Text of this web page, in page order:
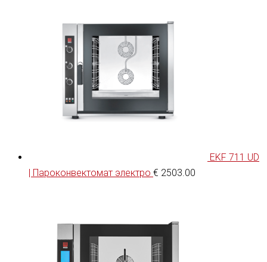
EKF 711 UD
| Пароконвектомат электро € 2503.00